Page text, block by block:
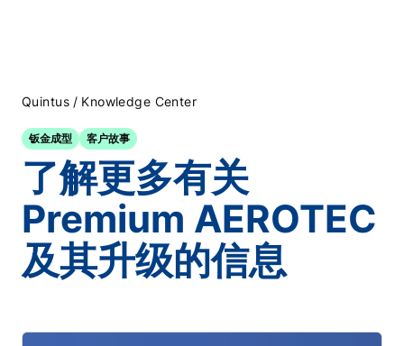
Quintus / Knowledge Center
钣金成型 客户故事
了解更多有关
Premium AEROTEC
及其升级的信息